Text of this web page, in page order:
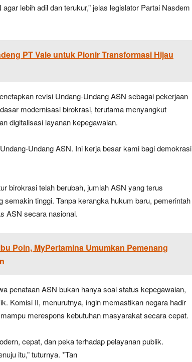
lebih adil dan terukur,” jelas legislator Partai Nasdem
PT Vale untuk Pionir Transformasi Hijau
revisi Undang-Undang ASN sebagai pekerjaan
modernisasi birokrasi, terutama menyangkut
digitalisasi layanan kepegawaian.
Undang ASN. Ini kerja besar kami bagi demokrasi
birokrasi telah berubah, jumlah ASN yang terus
tinggi. Tanpa kerangka hukum baru, pemerintah
ASN secara nasional.
Poin, MyPertamina Umumkan Pemenang
penataan ASN bukan hanya soal status kepegawaian,
Komisi II, menurutnya, ingin memastikan negara hadir
merespons kebutuhan masyarakat secara cepat.
cepat, dan peka terhadap pelayanan publik.
itu,” tuturnya. *Tan